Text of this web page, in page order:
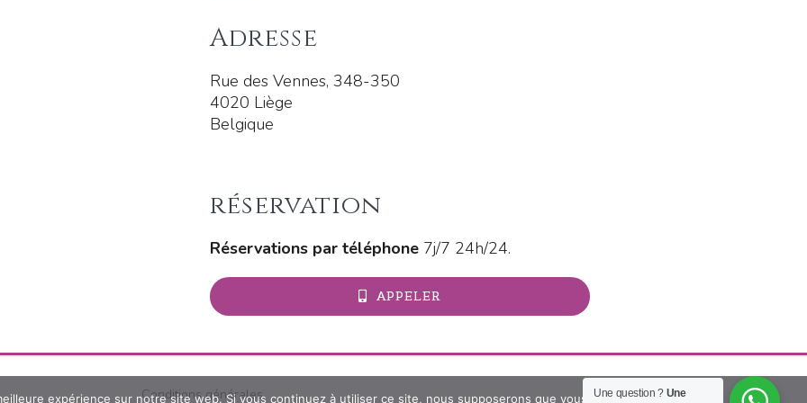
Adresse
Rue des Vennes, 348-350
4020 Liège
Belgique
réservation
Réservations par téléphone7j/7 24h/24.
APPELER
Conditions générales Une question ? Une
expérience sur notre site web. Si vous continuez à utiliser ce site, nous supposerons que vous en êtes satisfait.